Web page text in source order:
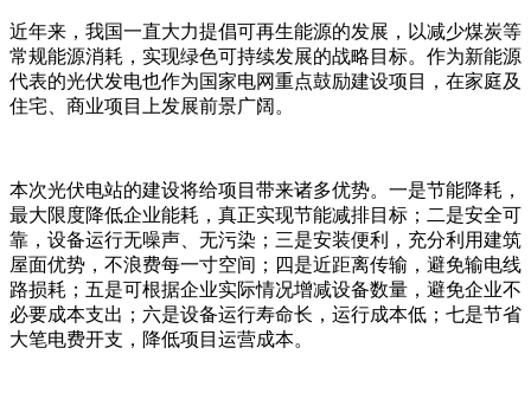
近年来，我国一直大力提倡可再生能源的发展，以减少煤炭等
常规能源消耗，实现绿色可持续发展的战略目标。作为新能源
代表的光伏发电也作为国家电网重点鼓励建设项目，在家庭及
住宅、商业项目上发展前景广阔。
本次光伏电站的建设将给项目带来诸多优势。一是节能降耗，
最大限度降低企业能耗，真正实现节能减排目标；二是安全可
靠，设备运行无噪声、无污染；三是安装便利，充分利用建筑
屋面优势，不浪费每一寸空间；四是近距离传输，避免输电线
路损耗；五是可根据企业实际情况增减设备数量，避免企业不
必要成本支出；六是设备运行寿命长，运行成本低；七是节省
大笔电费开支，降低项目运营成本。